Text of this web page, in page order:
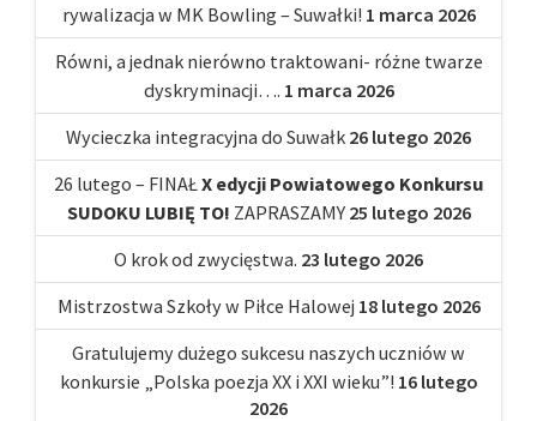
rywalizacja w MK Bowling – Suwałki! 1 marca 2026
Równi, a jednak nierówno traktowani- różne twarze
dyskryminacji…. 1 marca 2026
Wycieczka integracyjna do Suwałk 26 lutego 2026
26 lutego – FINAŁ X edycji Powiatowego Konkursu
SUDOKU LUBIĘ TO! ZAPRASZAMY 25 lutego 2026
O krok od zwycięstwa. 23 lutego 2026
Mistrzostwa Szkoły w Piłce Halowej 18 lutego 2026
Gratulujemy dużego sukcesu naszych uczniów w
konkursie „Polska poezja XX i XXI wieku”! 16 lutego
2026